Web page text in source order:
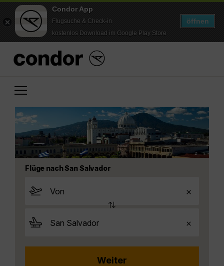
Condor App
Flugsuche & Check-in
kostenlos Download im Google Play Store
öffnen
Flüge nach San Salvador